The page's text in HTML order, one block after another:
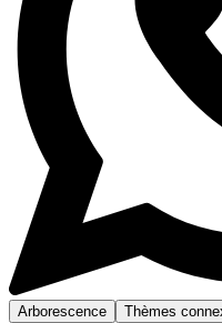
Arborescence Thèmes